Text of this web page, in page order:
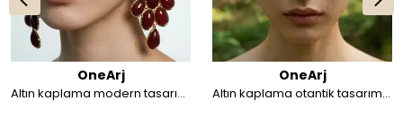
OneArj
Altın kaplama modern tasarım küpe
OneArj
Altın kaplama otantik tasarım saç aksesuarı